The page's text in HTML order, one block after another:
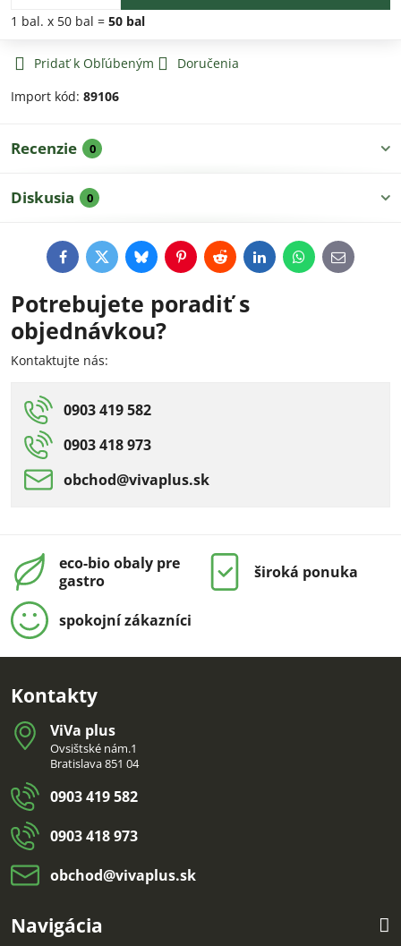
1 bal. x 50 bal = 50 bal
Pridať k Obľúbeným
Doručenia
Import kód: 89106
Recenzie 0
Diskusia 0
FacebookTwitterBlueskyPinterestRedditLinkedInWhatsApp
E-
mail
Potrebujete poradiť s
objednávkou?
Kontaktujte nás:
0903 419 582
0903 418 973
obchod​@vivaplus​.sk
eco-bio obaly pre
gastro
široká ponuka
spokojní zákazníci
Kontakty
ViVa plus
Ovsištské nám.1
Bratislava 851 04
0903 419 582
0903 418 973
obchod​@vivaplus​.sk
Navigácia